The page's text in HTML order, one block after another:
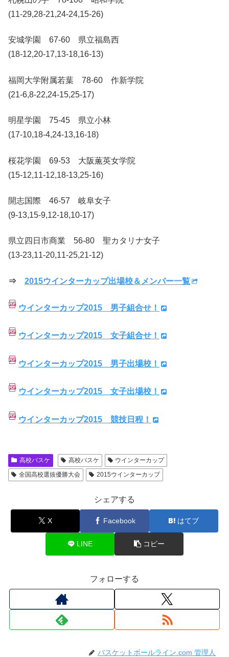
(11-29,28-21,24-24,15-26)
安城学園 67-60 県立福島西
(18-12,20-17,13-18,16-13)
福岡大学附属若葉 78-60 作新学院
(21-6,8-22,24-15,25-17)
明星学園 75-45 県立小林
(17-10,18-4,24-13,16-18)
桜花学園 69-53 大阪薫英女学院
(15-12,11-12,18-13,25-16)
開志国際 46-57 岐阜女子
(9-13,15-9,12-18,10-17)
県立四日市商業 56-80 聖カタリナ女子
(13-23,11-20,11-25,21-12)
⇒ 2015ウインターカップ出場校＆メンバー一覧
ウインターカップ2015 男子組合せ！
ウインターカップ2015 女子組合せ！
ウインターカップ2015 男子出場校！
ウインターカップ2015 女子出場校！
ウインターカップ2015 競技日程！
高校バスケ 高校バスケ
ウインターカップ
全国高校選抜優勝大会
2015ウインターカップ
シェアする
X Facebook はてブ
LINE コピー
フォローする
バスケットボールライン.com 管理人